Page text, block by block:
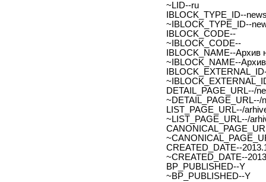
~LID--ru
IBLOCK_TYPE_ID--
~IBLOCK_TYPE_ID--
IBLOCK_CODE--
~IBLOCK_CODE--
IBLOCK_NAME--Архив
~IBLOCK_NAME--
DETAIL_PAGE_URL--/
~DETAIL_PAGE_URL--/
LIST_PAGE_URL--/
~LIST_PAGE_URL--/
CREATED_DATE--
~CREATED_DATE--
BP_PUBLISHED--Y
~BP_PUBLISHED--Y